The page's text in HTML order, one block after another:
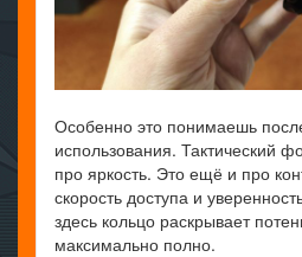
Особенно это понимаешь
использования. Тактический
про яркость. Это ещё и про
скорость доступа и
здесь кольцо раскрывает
максимально полно.